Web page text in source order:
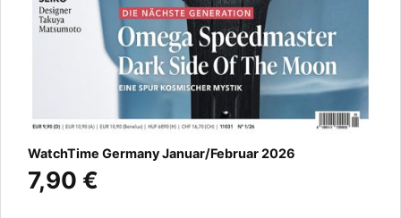
WatchTime Germany Januar/Februar 2026
7,90 €